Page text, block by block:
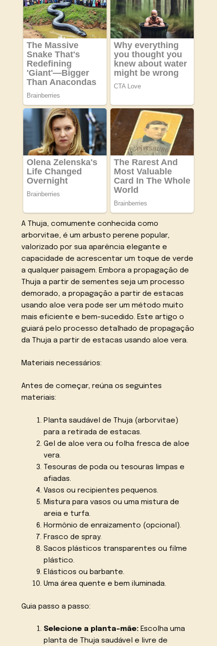
A Thuja, comumente conhecida como
arborvitae, é um arbusto perene popular,
valorizado por sua aparência elegante e
capacidade de acrescentar um toque de verde
a qualquer paisagem. Embora a propagação de
Thuja a partir de sementes seja um processo
demorado, a propagação a partir de estacas
usando aloe vera pode ser um método muito
mais eficiente e bem-sucedido. Este artigo o
guiará pelo processo detalhado de propagação
da Thuja a partir de estacas usando aloe vera.
Materiais necessários:
Antes de começar, reúna os seguintes
materiais:
Planta saudável de Thuja (arborvitae)
para a retirada de estacas.
Gel de aloe vera ou folha fresca de aloe
vera.
Tesouras de poda ou tesouras limpas e
afiadas.
Vasos ou recipientes pequenos.
Mistura para vasos ou uma mistura de
areia e turfa.
Hormônio de enraizamento (opcional).
Frasco de spray.
Sacos plásticos transparentes ou filme
plástico.
Elásticos ou barbante.
Uma área quente e bem iluminada.
Guia passo a passo:
Selecione a planta-mãe:Escolha uma
planta de Thuja saudável e livre de